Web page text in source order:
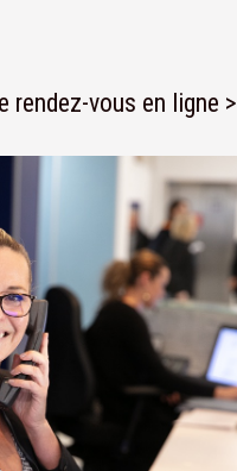
rendez-vous en ligne >